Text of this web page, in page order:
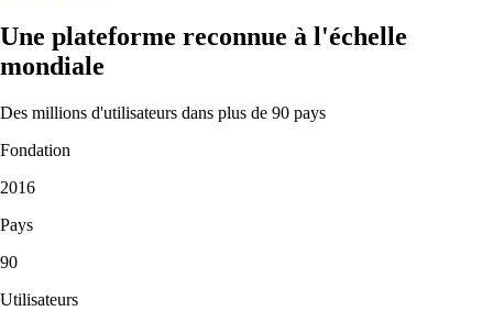
Une plateforme reconnue à l'échelle
mondiale
Des millions d'utilisateurs dans plus de 90 pays
Fondation
2016
Pays
90
Utilisateurs